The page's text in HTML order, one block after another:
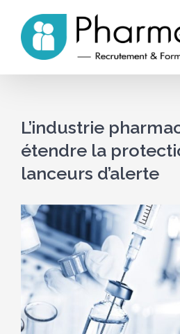
content
L’industrie
étendre la
lanceurs d’alerte
Voir
l'image
agrandie